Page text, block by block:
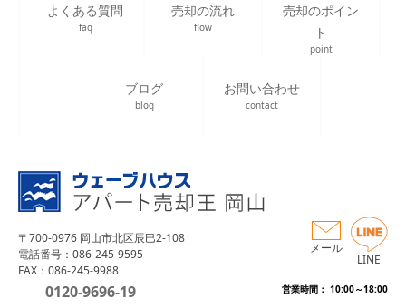
よくある質問
faq
売却の流れ
flow
売却のポイン
ト
point
ブログ
blog
お問い合わせ
contact
〒700-0976 岡山市北区辰巳2-108
電話番号：086-245-9595
FAX：086-245-9988
0120-9696-19 営業時間： 10:00～18:00
メール
LINE